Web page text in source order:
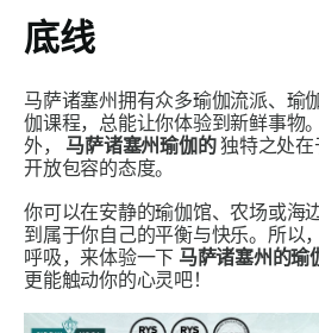
底线
马萨诸塞州拥有众多瑜伽流派、瑜
伽课程，总能让你体验到新鲜事物
外， 马萨诸塞州瑜伽的独特之处在
开放包容的态度。
你可以在安静的瑜伽馆、农场或
到属于你自己的平衡与快乐。所以
呼吸，来体验一下 马萨诸塞州的瑜
更能触动你的心灵吧！